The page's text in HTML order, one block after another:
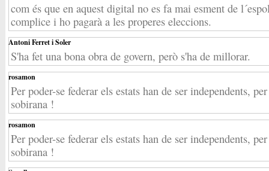
com és que en aquest digital no es fa mai esment de
complice i ho pagarà a les properes eleccions.
Antoni Ferret i Soler
S'ha fet una bona obra de govern, però s'ha de millorar.
rosamon
Per poder-se federar els estats han de ser independents,
sobirana !
rosamon
Per poder-se federar els estats han de ser independents,
sobirana !